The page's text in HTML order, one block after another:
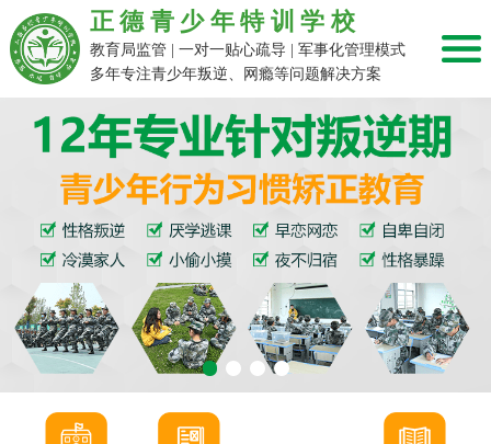
正德青少年特训学校
教育局监管 | 一对一贴心疏导 | 军事化管理模式
多年专注青少年叛逆、网瘾等问题解决方案